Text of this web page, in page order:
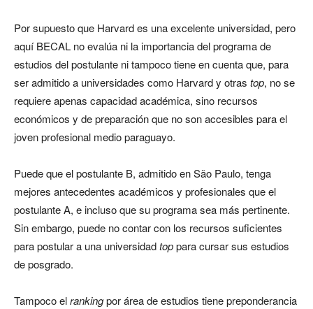
Por supuesto que Harvard es una excelente universidad, pero
aquí BECAL no evalúa ni la importancia del programa de
estudios del postulante ni tampoco tiene en cuenta que, para
ser admitido a universidades como Harvard y otras top, no se
requiere apenas capacidad académica, sino recursos
económicos y de preparación que no son accesibles para el
joven profesional medio paraguayo.
Puede que el postulante B, admitido en São Paulo, tenga
mejores antecedentes académicos y profesionales que el
postulante A, e incluso que su programa sea más pertinente.
Sin embargo, puede no contar con los recursos suficientes
para postular a una universidadtoppara cursar sus estudios
de posgrado.
Tampoco elrankingpor área de estudios tiene preponderancia